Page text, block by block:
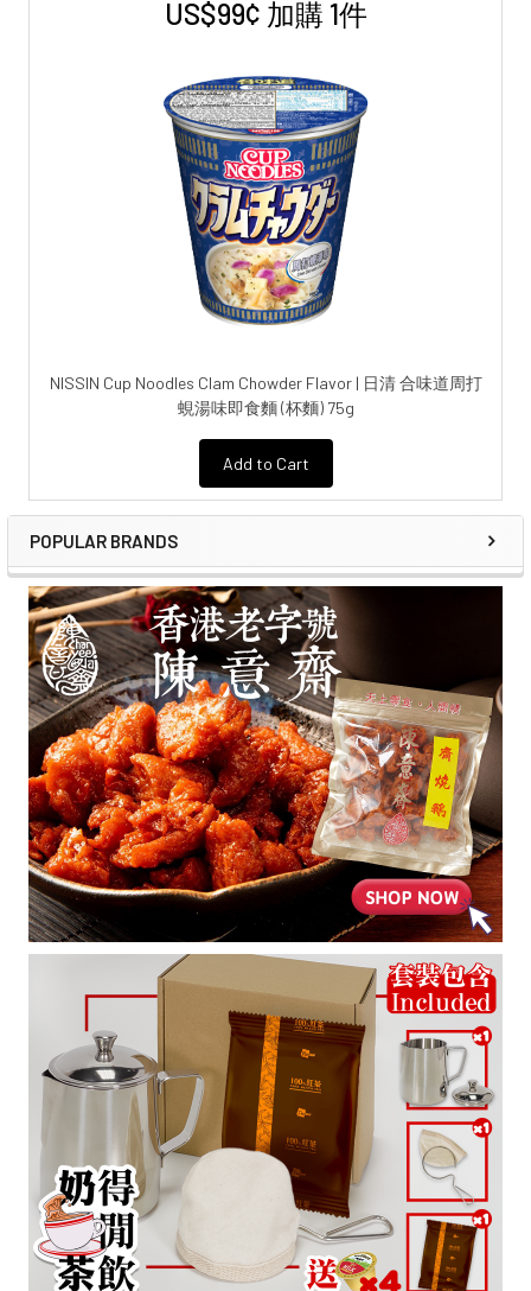
US$99¢ 加購 1件
NISSIN Cup Noodles Clam Chowder Flavor | 日清 合味道周打
蜆湯味即食麵 (杯麵) 75g
Add to Cart
POPULAR BRANDS